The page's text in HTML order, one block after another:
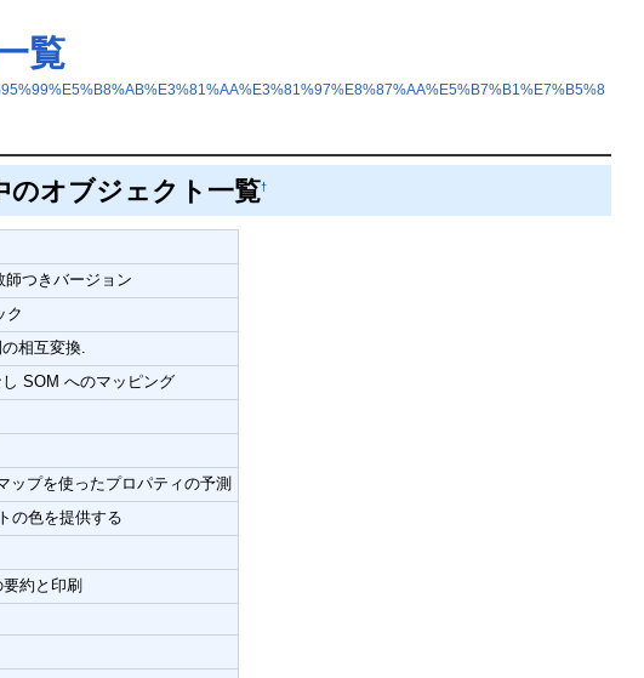
覧
のオブジェクト一覧†
師つきバージョン
ク
相互変換.
SOM へのマッピング
ップを使ったプロパティの予測
の色を提供する
約と印刷